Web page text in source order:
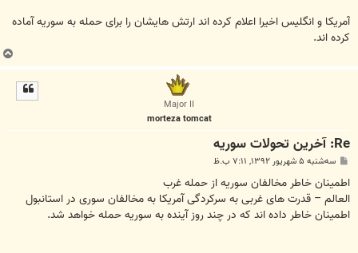
آمریکا و انگلیس اخیرا اعلام کرده اند ارتش هایشان را برای حمله به سوریه آماده
کرده اند.
ب
ا
Major II
morteza tomcat
Re: آخرين تحولات سوريه
پ
ت
سه‌شنبه ۵ شهریور ۱۳۹۲, ۷:۱۱ ب.ظ
اطمینان خاطر مخالفان سوریه از حمله غرب
العالم – قدرت های غربی به سرکردگی آمریکا به مخالفان سوری در استانبول
اطمینان خاطر داده اند که در چند روز آینده به سوریه حمله خواهد شد.